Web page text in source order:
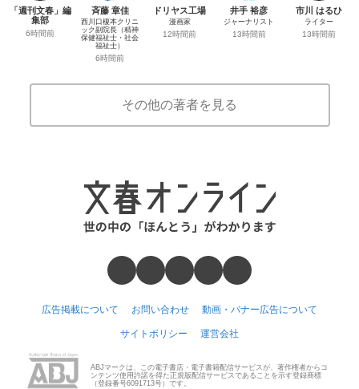
「週刊文春」編
集部
6時間前
斉藤 章佳
西川口榎本クリニ
ック副院長（精神
保健福祉士・社会
福祉士）
6時間前
ドリヤス工場
漫画家
12時間前
井手 裕彦
ジャーナリスト
13時間前
市川 はるひ
ライター
13時間前
その他の著者を見る
広告掲載について お問い合わせ 動画・バナー広告について
サイトポリシー 運営会社
ABJマークは、この電子書店・電子書籍配信サービスが、著作権者からコ
ンテンツ使用許諾を得た正規版配信サービスであることを示す登録商標
（登録番号6091713号）です。